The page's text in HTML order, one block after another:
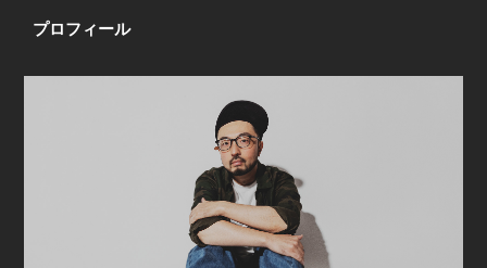
プロフィール